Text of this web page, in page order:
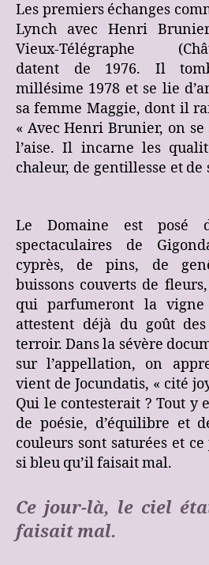
Les premiers échanges
Lynch avec Henri
Vieux-Télégraphe
datent de 1976. Il
millésime 1978 et se lie
sa femme Maggie, dont il
« Avec Henri Brunier, on
l’aise. Il incarne les
chaleur, de gentillesse et
Le Domaine est posé
spectaculaires de
cyprès, de pins, de
buissons couverts de fleurs,
qui parfumeront la
attestent déjà du goût
terroir. Dans la sévère
sur l’appellation, on
vient de Jocundatis, « cité
Qui le contesterait ? Tout y
de poésie, d’équilibre et
couleurs sont saturées et
si bleu qu’il faisait mal.
Ce jour-là, le ciel
faisait mal.